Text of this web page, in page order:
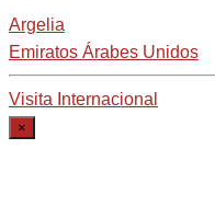
Argelia
Emiratos Árabes Unidos
Visita Internacional
×